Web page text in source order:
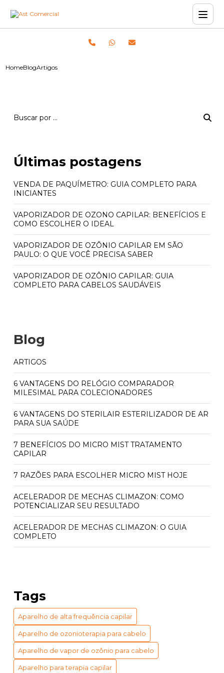
HomeBlogArtigos
Últimas postagens
VENDA DE PAQUÍMETRO: GUIA COMPLETO PARA
INICIANTES
VAPORIZADOR DE OZONO CAPILAR: BENEFÍCIOS E
COMO ESCOLHER O IDEAL
VAPORIZADOR DE OZÔNIO CAPILAR EM SÃO
PAULO: O QUE VOCÊ PRECISA SABER
VAPORIZADOR DE OZÔNIO CAPILAR: GUIA
COMPLETO PARA CABELOS SAUDÁVEIS
Blog
ARTIGOS
6 VANTAGENS DO RELÓGIO COMPARADOR
MILESIMAL PARA COLECIONADORES
6 VANTAGENS DO STERILAIR ESTERILIZADOR DE AR
PARA SUA SAÚDE
7 BENEFÍCIOS DO MICRO MIST TRATAMENTO
CAPILAR
7 RAZÕES PARA ESCOLHER MICRO MIST HOJE
ACELERADOR DE MECHAS CLIMAZON: COMO
POTENCIALIZAR SEU RESULTADO
ACELERADOR DE MECHAS CLIMAZON: O GUIA
COMPLETO
ACESSÍVEL
APARELHO DE VAPOR DE OZÔNIO PARA CABELO:
BENEFÍCIOS E USOS ESSENCIAIS
APARELHO DE VAPOR DE OZÔNIO PARA CABELO:
GUIA COMPLETO DE BENEFÍCIOS
Tags
Aparelho de alta frequência capilar
Aparelho de ozonioterapia para cabelo
Aparelho de vapor de ozônio para cabelo
Aparelho para terapia capilar